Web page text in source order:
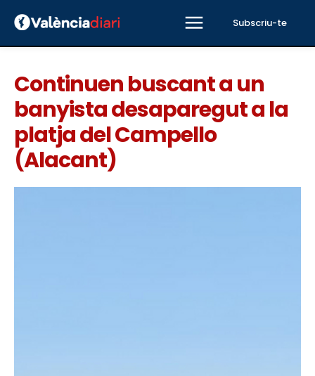
Subscriu-te
Continuen buscant a un
banyista desaparegut a la
platja del Campello
(Alacant)